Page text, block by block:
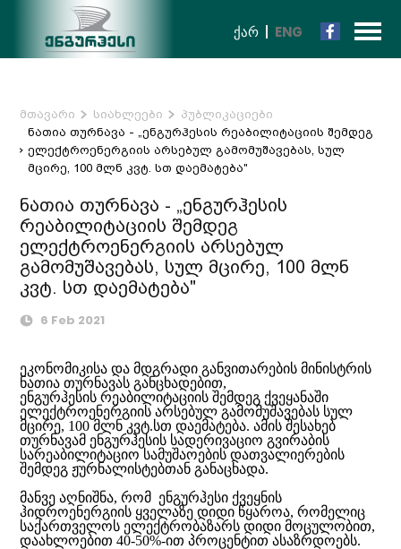
ᲥᲐᲠ ENG
მთავარი სიახლეები
პუბლიკაციები
ნათია თურნავა - „ენგურჰესის რეაბილიტაციის შემდეგ
ელექტროენერგიის არსებულ გამომუშავებას, სულ
მცირე, 100 მლნ კვტ. სთ დაემატება"
ნათია თურნავა - „ენგურჰესის
რეაბილიტაციის შემდეგ
ელექტროენერგიის არსებულ
გამომუშავებას, სულ მცირე, 100 მლნ
კვტ. სთ დაემატება"
6 Feb 2021
ეკონომიკისა და მდგრადი განვითარების მინისტრის
ნათია თურნავას განცხადებით,
ენგურჰესის რეაბილიტაციის შემდეგ ქვეყანაში
ელექტროენერგიის არსებულ გამომუშავებას სულ
მცირე, 100 მლნ კვტ.სთ დაემატება. ამის შესახებ
თურნავამ ენგურჰესის სადერივაციო გვირაბის
სარეაბილიტაციო სამუშაოების დათვალიერების
შემდეგ ჟურნალისტებთან განაცხადა.
მანვე აღნიშნა, რომ ენგურჰესი ქვეყნის
ჰიდროენერგიის ყველაზე დიდი წყაროა, რომელიც
საქართველოს ელექტრობაზარს დიდი მოცულობით,
დაახლოებით 40-50%-ით პროცენტით ასაზრდოებს.